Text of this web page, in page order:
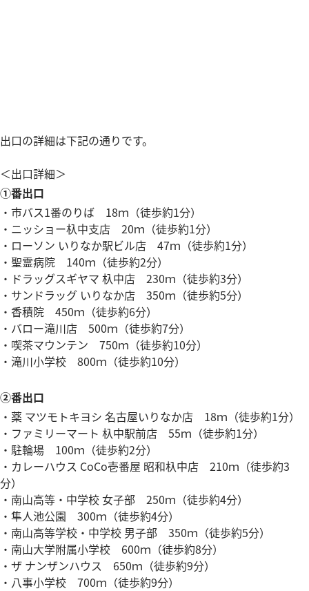
出口の詳細は下記の通りです。
＜出口詳細＞
①番出口
・市バス1番のりば 18ｍ（徒歩約1分）
・ニッショー杁中支店 20ｍ（徒歩約1分）
・ローソン いりなか駅ビル店 47ｍ（徒歩約1分）
・聖霊病院 140ｍ（徒歩約2分）
・ドラッグスギヤマ 杁中店 230ｍ（徒歩約3分）
・サンドラッグ いりなか店 350ｍ（徒歩約5分）
・香積院 450ｍ（徒歩約6分）
・バロー滝川店 500ｍ（徒歩約7分）
・喫茶マウンテン 750ｍ（徒歩約10分）
・滝川小学校 800ｍ（徒歩約10分）
②番出口
・薬 マツモトキヨシ 名古屋いりなか店 18ｍ（徒歩約1分）
・ファミリーマート 杁中駅前店 55ｍ（徒歩約1分）
・駐輪場 100ｍ（徒歩約2分）
・カレーハウス CoCo壱番屋 昭和杁中店 210ｍ（徒歩約3
分）
・南山高等・中学校 女子部 250ｍ（徒歩約4分）
・隼人池公園 300ｍ（徒歩約4分）
・南山高等学校・中学校 男子部 350ｍ（徒歩約5分）
・南山大学附属小学校 600ｍ（徒歩約8分）
・ザ ナンザンハウス 650ｍ（徒歩約9分）
・八事小学校 700ｍ（徒歩約9分）